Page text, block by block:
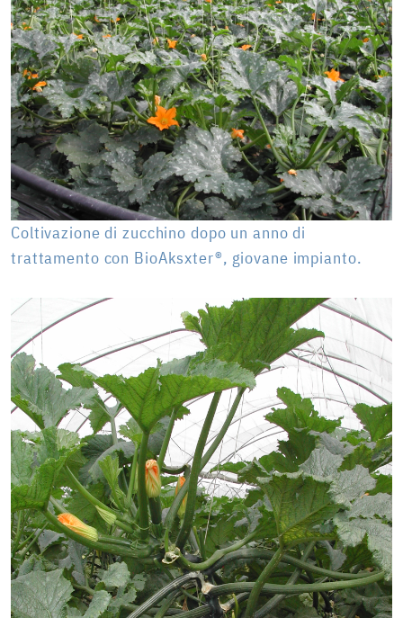
Coltivazione di zucchino dopo un anno di
trattamento con BioAksxter®, giovane impianto.